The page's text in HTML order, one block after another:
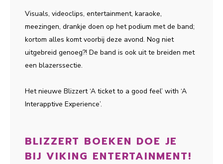
Visuals, videoclips, entertainment, karaoke,
meezingen, drankje doen op het podium met de band;
kortom alles komt voorbij deze avond. Nog niet
uitgebreid genoeg?! De band is ook uit te breiden met
een blazerssectie.
Het nieuwe Blizzert ‘A ticket to a good feel’ with ‘A
Interapptive Experience’.
BLIZZERT BOEKEN DOE JE
BIJ VIKING ENTERTAINMENT!